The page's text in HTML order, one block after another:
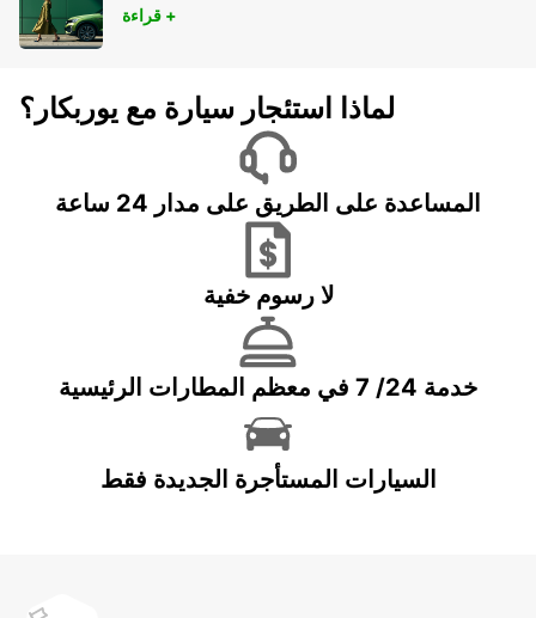
قراءة +
لماذا استئجار سيارة مع يوربكار؟
المساعدة على الطريق على مدار 24 ساعة
لا رسوم خفية
خدمة 24/ 7 في معظم المطارات الرئيسية
السيارات المستأجرة الجديدة فقط